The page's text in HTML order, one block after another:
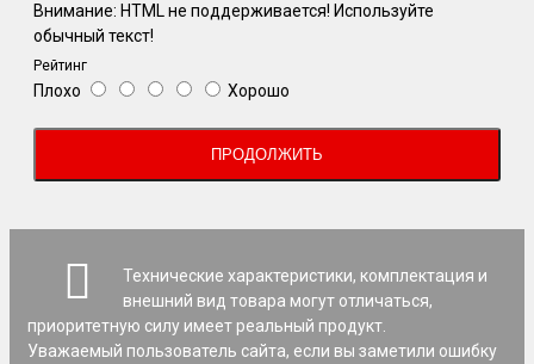
Внимание: HTML не поддерживается! Используйте
обычный текст!
Рейтинг
Плохо Хорошо
ПРОДОЛЖИТЬ
Технические характеристики, комплектация и
внешний вид товара могут отличаться,
приоритетную силу имеет реальный продукт.
Уважаемый пользователь сайта, если вы заметили ошибку